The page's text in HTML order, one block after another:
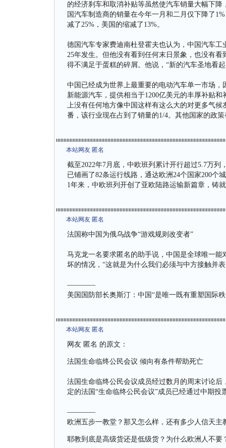
的经济刹车和取消补贴等虽然使汽车销量大幅下
国汽车制造商的销量在今年一月和二月仅下降了
减了25%，美国的缩减了13%。
德国汽车专家费迪南杜登霍夫也认为，中国汽车
25年发生。但他没有看到任何末日景象，也没有
得不满足于蛋糕的碎屑。他说，“新的汽车圣地看
中国已经成为世界上最重要的电动汽车单一市场
新能源汽车，提供相当于1200亿美元的丰厚补贴
上没有任何地方像中国这样有这么大的对更多气
番，该行业现在占到了销量的1/4。其他国家的政
本站网友 匿名
截至2022年7月底，中欧班列累计开行超过5.7万列
已铺画了82条运行线路，通达欧洲24个国家200个
1年来，中欧班列开创了亚欧陆路运输新篇章，铸
本站网友 匿名
法国称中国为俄乌战争“游戏规则改变者”
马克龙一名要求匿名的助手说，中国是全球唯一
坏的情况，“这就是为什么我们必须与中方接触并
————
美国国防部长奥斯汀：中国“是唯一既有重塑国际
本站网友 匿名
网友 匿名 的原文：
法国生命临终公民会议 倾向有条件帮助死亡
法国生命临终公民会议成员经过数月的周末讨论后
定的法国“生命临终公民会议”成员已经通过中期
————
欧洲五步一教堂？那又怎么样，还有多少人信天主
耶教到底是高级货还是低级货？为什么欧洲人不要